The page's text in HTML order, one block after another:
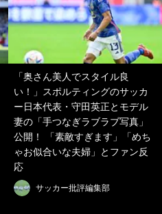
「奥さん美人でスタイル良
い！」スポルティングのサッカ
ー日本代表・守田英正とモデル
妻の「手つなぎラブラブ写真」
公開！ 「素敵すぎます」「めち
ゃお似合いな夫婦」とファン反
応
サッカー批評編集部